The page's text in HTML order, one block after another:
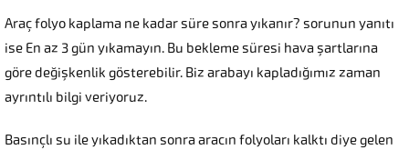
Araç folyo kaplama ne kadar süre sonra yıkanır? sorunun yanıtı
ise En az 3 gün yıkamayın. Bu bekleme süresi hava şartlarına
göre değişkenlik gösterebilir. Biz arabayı kapladığımız zaman
ayrıntılı bilgi veriyoruz.
Basınçlı su ile yıkadıktan sonra aracın folyoları kalktı diye gelen